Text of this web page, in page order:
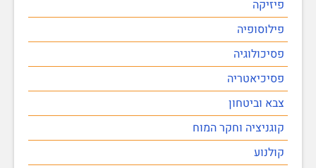
פיזיקה
פילוסופיה
פסיכולוגיה
פסיכיאטריה
צבא וביטחון
קוגניציה וחקר המוח
קולנוע